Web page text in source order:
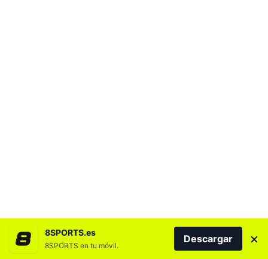
8SPORTS.es
8SPORTS en tu móvil.
Descargar ×